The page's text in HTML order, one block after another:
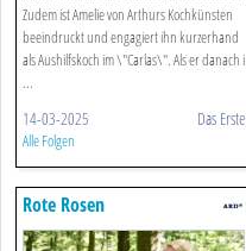
Zudem ist Amelie von Arthurs Kochkünsten
beeindruckt und engagiert ihn kurzerhand
als Aushilfskoch im \"Carlas\". Als er danach i
...
14-03-2025 Das Erste
Alle Folgen
Rote Rosen